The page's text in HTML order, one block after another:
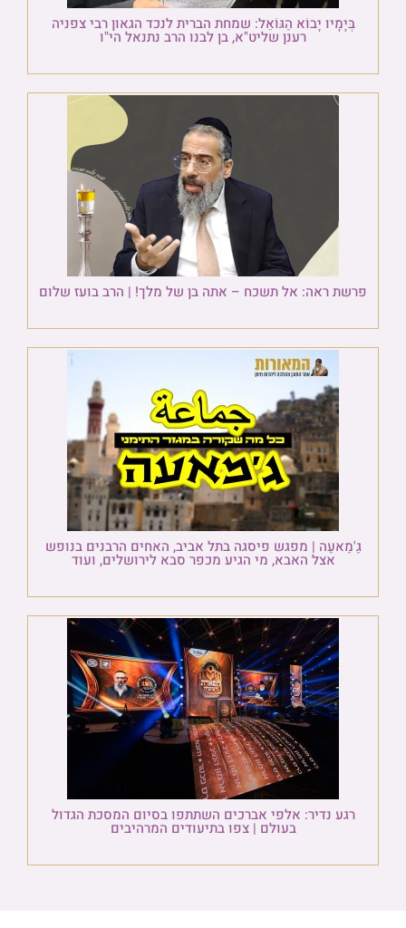
בְּיָמָיו יָבוֹא הַגּוֹאֵל: שמחת הברית לנכד הגאון רבי צפניה
רענן שליט"א, בן לבנו הרב נתנאל הי"ו
פרשת ראה: אל תשכח – אתה בן של מלך! | הרב בועז שלום
גַ'מַאעַה | מפגש פיסגה בתל אביב, האחים הרבנים בנופש
אצל האבא, מי הגיע מכפר סבא לירושלים, ועוד
רגע נדיר: אלפי אברכים השתתפו בסיום המסכת הגדול
בעולם | צפו בתיעודים המרהיבים